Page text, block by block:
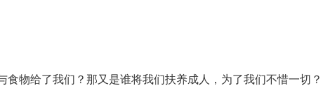
食物给了我们？那又是谁将我们扶养成人，为了我们不惜一切？